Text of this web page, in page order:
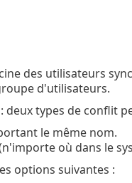
des utilisateurs
d'utilisateurs.
deux types de conflit
le même nom.
où dans le
options suivantes :